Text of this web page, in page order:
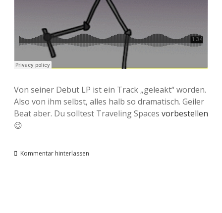
Von seiner Debut LP ist ein Track „geleakt“ worden.
Also von ihm selbst, alles halb so dramatisch. Geiler
Beat aber. Du solltest Traveling Spaces vorbestellen
😉
Kommentar hinterlassen